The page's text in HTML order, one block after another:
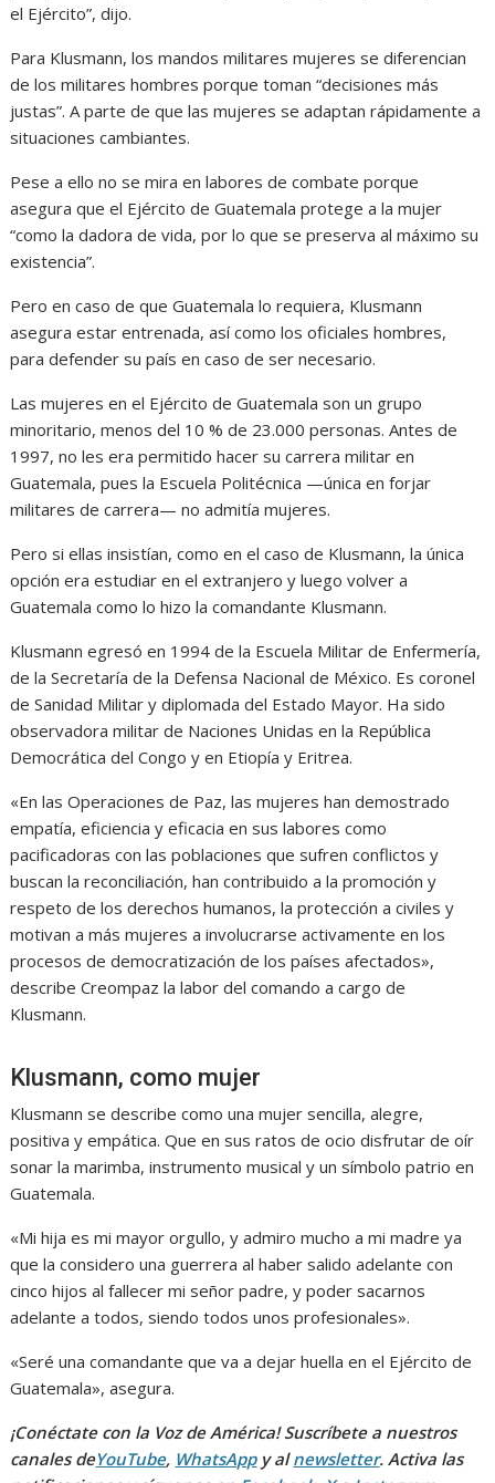
el Ejército”, dijo.
Para Klusmann, los mandos militares mujeres se diferencian
de los militares hombres porque toman “decisiones más
justas”. A parte de que las mujeres se adaptan rápidamente a
situaciones cambiantes.
Pese a ello no se mira en labores de combate porque
asegura que el Ejército de Guatemala protege a la mujer
“como la dadora de vida, por lo que se preserva al máximo su
existencia”.
Pero en caso de que Guatemala lo requiera, Klusmann
asegura estar entrenada, así como los oficiales hombres,
para defender su país en caso de ser necesario.
Las mujeres en el Ejército de Guatemala son un grupo
minoritario, menos del 10 % de 23.000 personas. Antes de
1997, no les era permitido hacer su carrera militar en
Guatemala, pues la Escuela Politécnica —única en forjar
militares de carrera— no admitía mujeres.
Pero si ellas insistían, como en el caso de Klusmann, la única
opción era estudiar en el extranjero y luego volver a
Guatemala como lo hizo la comandante Klusmann.
Klusmann egresó en 1994 de la Escuela Militar de Enfermería,
de la Secretaría de la Defensa Nacional de México. Es coronel
de Sanidad Militar y diplomada del Estado Mayor. Ha sido
observadora militar de Naciones Unidas en la República
Democrática del Congo y en Etiopía y Eritrea.
«En las Operaciones de Paz, las mujeres han demostrado
empatía, eficiencia y eficacia en sus labores como
pacificadoras con las poblaciones que sufren conflictos y
buscan la reconciliación, han contribuido a la promoción y
respeto de los derechos humanos, la protección a civiles y
motivan a más mujeres a involucrarse activamente en los
procesos de democratización de los países afectados»,
describe Creompaz la labor del comando a cargo de
Klusmann.
Klusmann, como mujer
Klusmann se describe como una mujer sencilla, alegre,
positiva y empática. Que en sus ratos de ocio disfrutar de oír
sonar la marimba, instrumento musical y un símbolo patrio en
Guatemala.
«Mi hija es mi mayor orgullo, y admiro mucho a mi madre ya
que la considero una guerrera al haber salido adelante con
cinco hijos al fallecer mi señor padre, y poder sacarnos
adelante a todos, siendo todos unos profesionales».
«Seré una comandante que va a dejar huella en el Ejército de
Guatemala», asegura.
¡Conéctate con la Voz de América! Suscríbete a nuestros
canales deYouTube, WhatsAppy alnewsletter. Activa las